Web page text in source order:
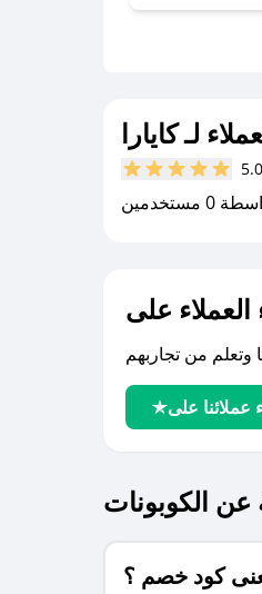
لـ كايارا
5.0
عن الكوبونات
كود خصم ؟